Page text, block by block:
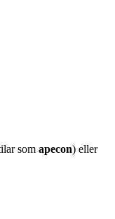
som apecon) eller